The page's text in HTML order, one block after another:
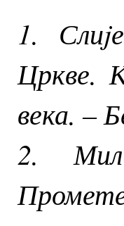
1.
Цркве.
века. –
2.